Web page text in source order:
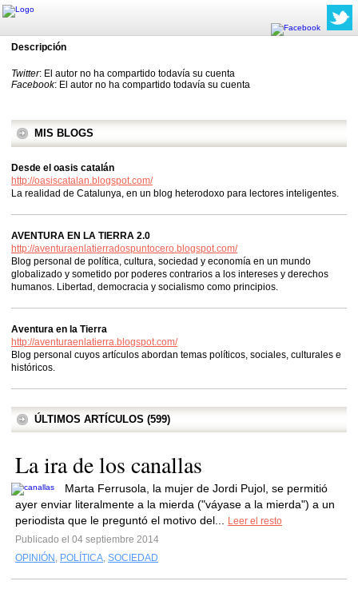
Descripción
Twitter: El autor no ha compartido todavía su cuenta
Facebook: El autor no ha compartido todavía su cuenta
MIS BLOGS
Desde el oasis catalán
http://oasiscatalan.blogspot.com/
La realidad de Catalunya, en un blog heterodoxo para lectores inteligentes.
AVENTURA EN LA TIERRA 2.0
http://aventuraenlatierradospuntocero.blogspot.com/
Blog personal de política, cultura, sociedad y economía en un mundo
globalizado y sometido por poderes contrarios a los intereses y derechos
humanos. Libertad, democracia y socialismo como principios.
Aventura en la Tierra
http://aventuraenlatierra.blogspot.com/
Blog personal cuyos artículos abordan temas políticos, sociales, culturales e
históricos.
ÚLTIMOS ARTÍCULOS (599)
La ira de los canallas
Marta Ferrusola, la mujer de Jordi Pujol, se permitió
ayer enviar literalmente a la mierda ("váyase a la mierda") a un
periodista que le preguntó el motivo del...
Leer el resto
Publicado el 04 septiembre 2014
OPINIÓN , POLÍTICA, SOCIEDAD